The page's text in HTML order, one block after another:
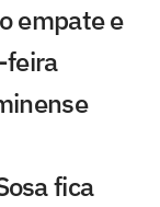
empate e
feira
fica